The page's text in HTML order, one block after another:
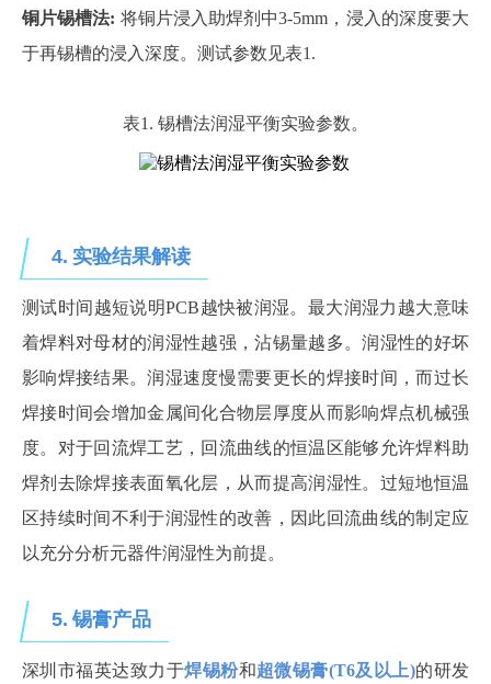
铜片锡槽法: 将铜片浸入助焊剂中3-5mm，浸入的深度要大
于再锡槽的浸入深度。测试参数见表1.
表1. 锡槽法润湿平衡实验参数。
4. 实验结果解读
测试时间越短说明PCB越快被润湿。最大润湿力越大意味
着焊料对母材的润湿性越强，沾锡量越多。润湿性的好坏
影响焊接结果。润湿速度慢需要更长的焊接时间，而过长
焊接时间会增加金属间化合物层厚度从而影响焊点机械强
度。对于回流焊工艺，回流曲线的恒温区能够允许焊料助
焊剂去除焊接表面氧化层，从而提高润湿性。过短地恒温
区持续时间不利于润湿性的改善，因此回流曲线的制定应
以充分分析元器件润湿性为前提。
5. 锡膏产品
深圳市福英达致力于焊锡粉和超微锡膏(T6及以上)的研发